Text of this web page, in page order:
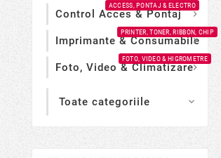
Control Acces & Pontaj
ACCESS, PONTAJ & ELECTRO

Imprimante & Consumabile
PRINTER, TONER, RIBBON, CHIP

Foto, Video & Climatizare
FOTO, VIDEO & HIGROMETRE

Toate categoriile 